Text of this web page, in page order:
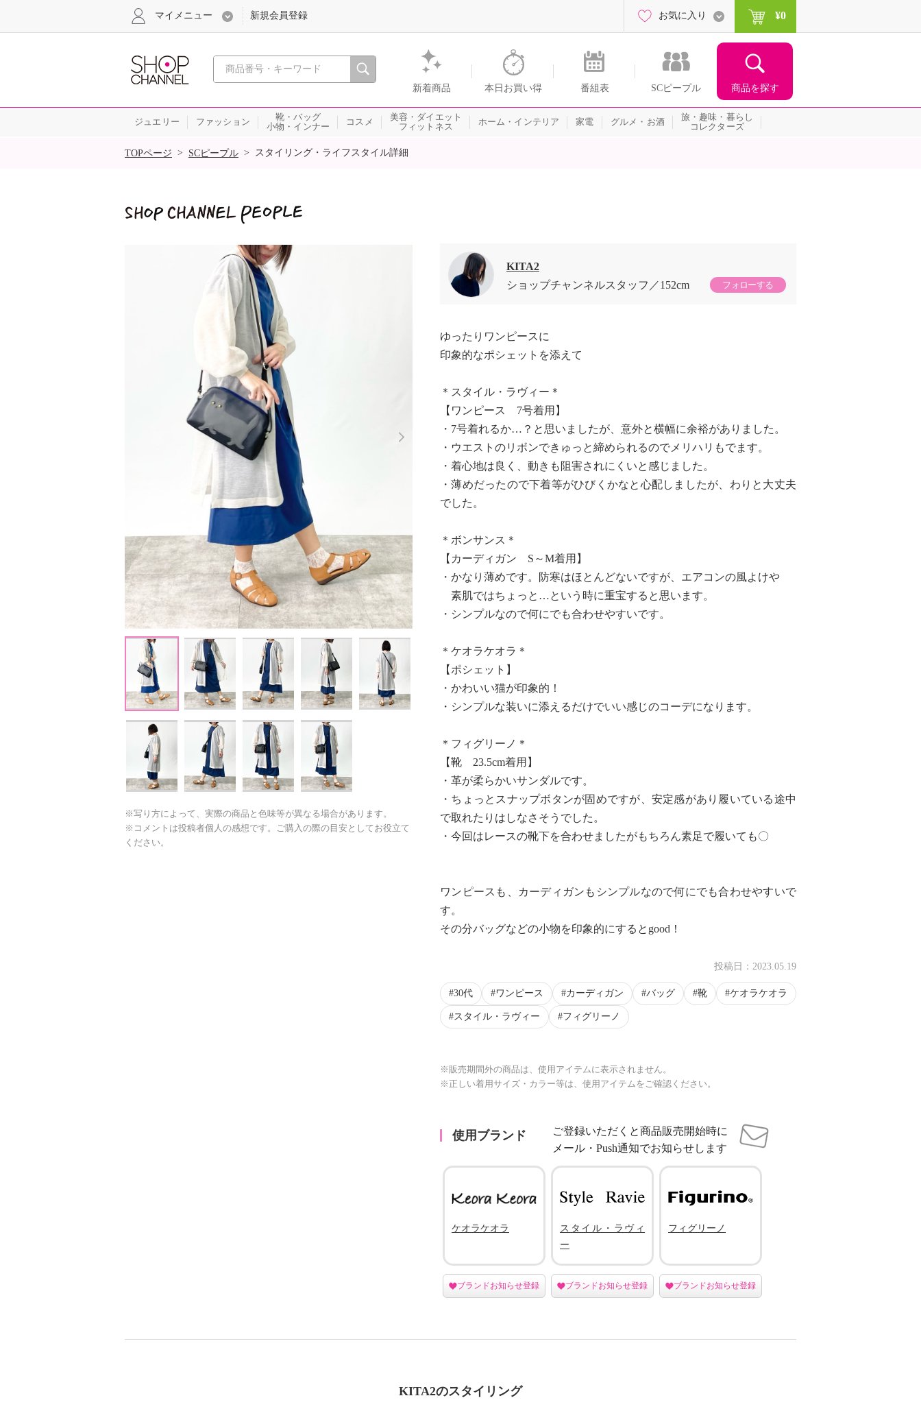
心おどる、瞬間を。通販・テレビショッピングのショップチャンネル
新着商品 本日お買い得 番組表 SCピープル 商品を探す
マイメニュー 新規会員登録 お気に入り ¥0
ジュエリー ファッション
靴・バッグ
小物・インナー
コスメ
美容・ダイエット
フィットネス
ホーム・インテリア 家電 グルメ・お酒
旅・趣味・暮らし
コレクターズ
SALE
TOPページ > SCピープル > スタイリング・ライフスタイル詳細
※写り方によって、実際の商品と色味等が異なる場合があります。
※コメントは投稿者個人の感想です。ご購入の際の目安としてお役立て
ください。
KITA2
ショップチャンネルスタッフ
152cm フォローする
ゆったりワンピースに
印象的なポシェットを添えて
＊スタイル・ラヴィー＊
【ワンピース 7号着用】
・7号着れるか…？と思いましたが、意外と横幅に余裕がありました。
・ウエストのリボンできゅっと締められるのでメリハリもでます。
・着心地は良く、動きも阻害されにくいと感じました。
・薄めだったので下着等がひびくかなと心配しましたが、わりと大丈夫
でした。
＊ボンサンス＊
【カーディガン S～M着用】
・かなり薄めです。防寒はほとんどないですが、エアコンの風よけや
素肌ではちょっと…という時に重宝すると思います。
・シンプルなので何にでも合わせやすいです。
＊ケオラケオラ＊
【ポシェット】
・かわいい猫が印象的！
・シンプルな装いに添えるだけでいい感じのコーデになります。
＊フィグリーノ＊
【靴 23.5cm着用】
・革が柔らかいサンダルです。
・ちょっとスナップボタンが固めですが、安定感があり履いている途中
で取れたりはしなさそうでした。
・今回はレースの靴下を合わせましたがもちろん素足で履いても〇
ワンピースも、カーディガンもシンプルなので何にでも合わせやすいで
す。
その分バッグなどの小物を印象的にするとgood！
投稿日： 2023.05.19
30代 ワンピース カーディガン バッグ 靴 ケオラケオラ
スタイル・ラヴィー フィグリーノ
※販売期間外の商品は、使用アイテムに表示されません。
※正しい着用サイズ・カラー等は、使用アイテムをご確認ください。
使用ブランド
ご登録いただくと商品販売開始時に
メール・Push通知でお知らせします
ケオラケオラ
ブランドお知らせ登録
スタイル・ラヴィ
ー
ブランドお知らせ登録
フィグリーノ
ブランドお知らせ登録
KITA2のスタイリング